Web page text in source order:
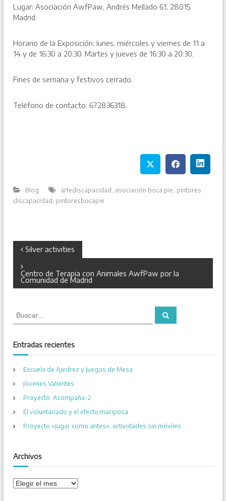
Lugar: Asociación AwfPaw, Andrés Mellado 61, 28015
Madrid.
Horario de la Exposición: lunes, miércoles y viernes de 11 a
14 y de 16:30 a 20:30. Martes y jueves de 16:30 a 20:30.
Fines de semana y festivos cerrado.
Teléfono de contacto: 672836318.
Blog artediscapacidad , asociación boca pie, pintores
discapacidad , pintoresbocapie
N
a
e
g
a
c
i
ó
n
d
Silver activities
Centro de Terapia con Animales AwfPaw por la
Comunidad de Madrid
B
u
c
a
B
Entradas recientes
Escuela de Ajedrez y Juegos de Mesa
Jóvenes Valientes
Proyecto: Acompaña-2
El voluntariado y el efecto mariposa
Proyecto «Jugar como antes», actividades sin móviles
Archivos
A